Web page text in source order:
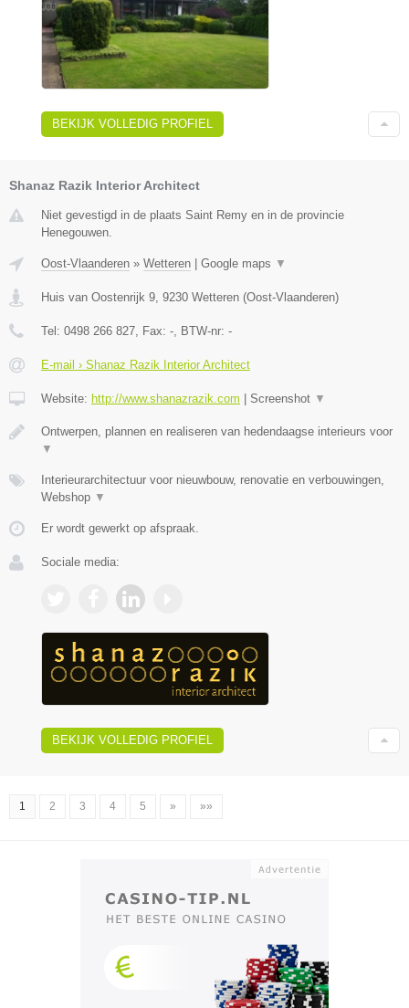
BEKIJK VOLLEDIG PROFIEL
Shanaz Razik Interior Architect
Niet gevestigd in de plaats Saint Remy en in de provincie
Henegouwen.
Oost-Vlaanderen » Wetteren Google maps ▼
Huis van Oostenrijk 9, 9230 Wetteren (Oost-Vlaanderen)
Tel: 0498 266 827, Fax: -, BTW-nr: -
E-mail › Shanaz Razik Interior Architect
Website: http://www.shanazrazik.com Screenshot ▼
Ontwerpen, plannen en realiseren van hedendaagse interieurs voor
▼
Interieurarchitectuur voor nieuwbouw, renovatie en verbouwingen,
Webshop ▼
Er wordt gewerkt op afspraak.
Sociale media:
BEKIJK VOLLEDIG PROFIEL
1 2 3 4 5 » »»